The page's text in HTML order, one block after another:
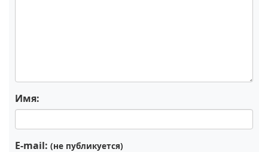
Имя:
E-mail: (не публикуется)